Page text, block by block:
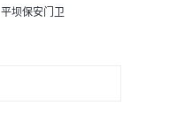
平坝保安门卫